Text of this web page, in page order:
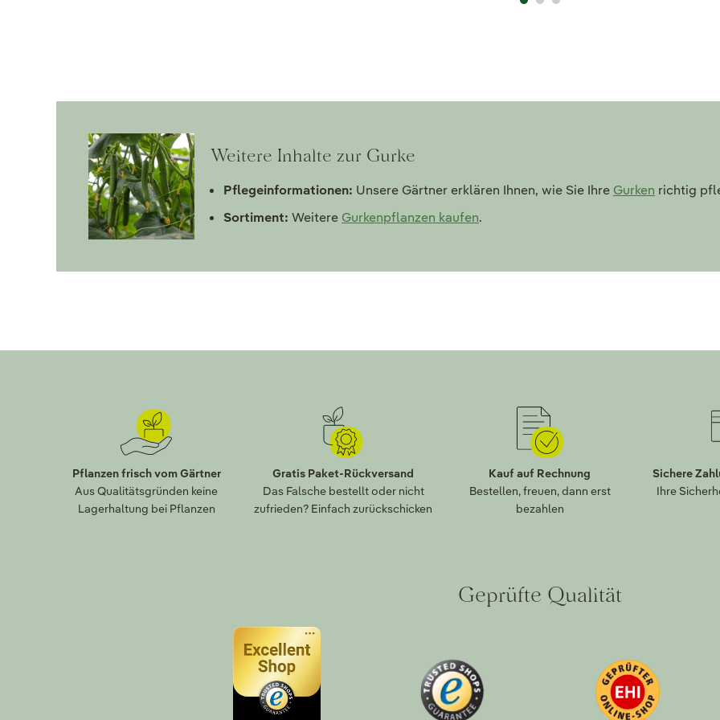
Weitere Inhalte zur Gurke
Pflegeinformationen: Unsere Gärtner erklären Ihnen, wie Sie Ihre Gurken richtig
Sortiment: Weitere Gurkenpflanzen kaufen.
Pflanzen frisch vom Gärtner
Aus Qualitätsgründen keine
Lagerhaltung bei Pflanzen
Gratis Paket-Rückversand
Das Falsche bestellt oder nicht
zufrieden? Einfach zurückschicken
Kauf auf Rechnung
Bestellen, freuen, dann erst
bezahlen
Sichere
Ihre
Geprüfte Qualität